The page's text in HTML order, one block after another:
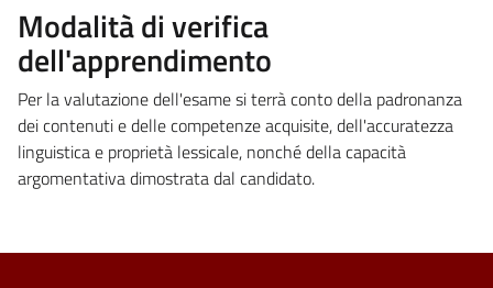
Modalità di verifica
dell'apprendimento
Per la valutazione dell'esame si terrà conto della padronanza
dei contenuti e delle competenze acquisite, dell'accuratezza
linguistica e proprietà lessicale, nonché della capacità
argomentativa dimostrata dal candidato.